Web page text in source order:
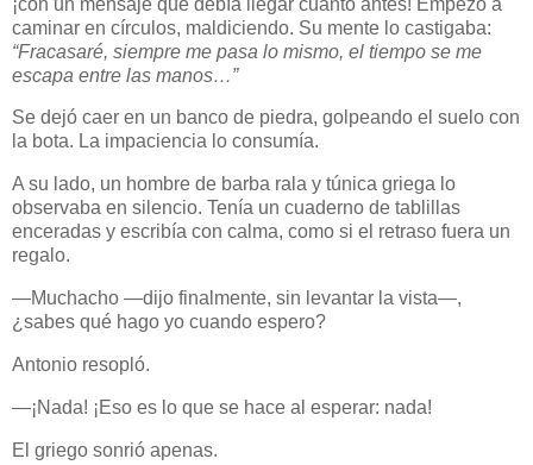
caminar en círculos, maldiciendo. Su mente lo castigaba:
“Fracasaré, siempre me pasa lo mismo, el tiempo se me
escapa entre las manos…”
Se dejó caer en un banco de piedra, golpeando el suelo con
la bota. La impaciencia lo consumía.
A su lado, un hombre de barba rala y túnica griega lo
observaba en silencio. Tenía un cuaderno de tablillas
enceradas y escribía con calma, como si el retraso fuera un
regalo.
—Muchacho —dijo finalmente, sin levantar la vista—,
¿sabes qué hago yo cuando espero?
Antonio resopló.
—¡Nada! ¡Eso es lo que se hace al esperar: nada!
El griego sonrió apenas.